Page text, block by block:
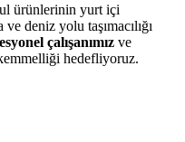
ürünlerinin yurt içi
deniz yolu taşımacılığı
çalışanımız ve
hedefliyoruz.